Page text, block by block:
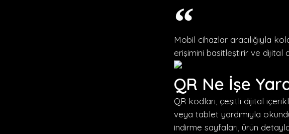
Mobil cihazlar aracılığıyla
erişimini basitleştirir ve dijital
QR Ne İşe
QR kodları, çeşitli dijital
veya tablet yardımıyla
indirme sayfaları, ürün